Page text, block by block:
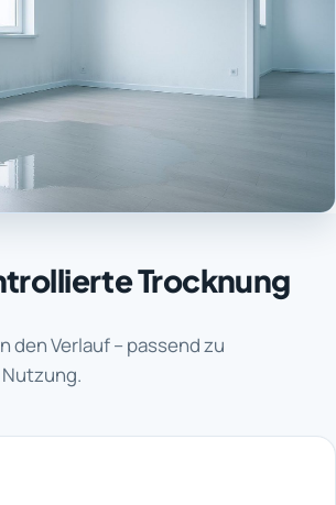
Trocknung
den Verlauf – passend zu